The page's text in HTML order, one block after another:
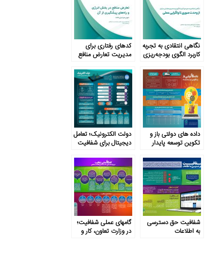
نگاهی انتقادی به تجربه
کاربرد الگوی بودجه‌ریزی
کدهای رفتاری برای
مدیریت تعارض منافع
داده های دولتی باز و
تکوین توسعه پایدار
دولت الکترونیک؛ تعامل
دیجیتال برای شفافیت
شفافیت حق دسترسی
به اطلاعات
گامهای عملی شفافیت؛
در وزارت تعاون، کار و